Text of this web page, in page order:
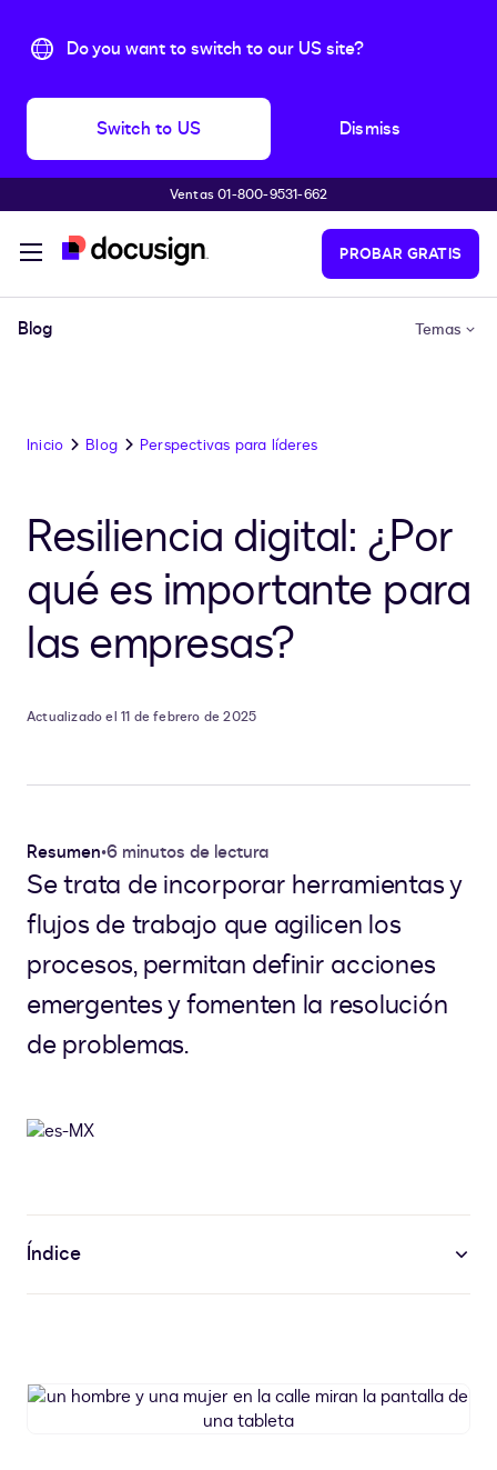
Do you want to switch to our US site?
Switch to US Dismiss
Accede al contenido principalVentas 01-800-9531-662
PROBAR GRATIS
Blog Temas
Inicio Blog Perspectivas para líderes
Resiliencia digital: ¿Por
qué es importante para
las empresas?
Actualizado el 11 de febrero de 2025
Resumen•6 minutos de lectura
Se trata de incorporar herramientas y
flujos de trabajo que agilicen los
procesos, permitan definir acciones
emergentes y fomenten la resolución
de problemas.
Índice
un
hombre